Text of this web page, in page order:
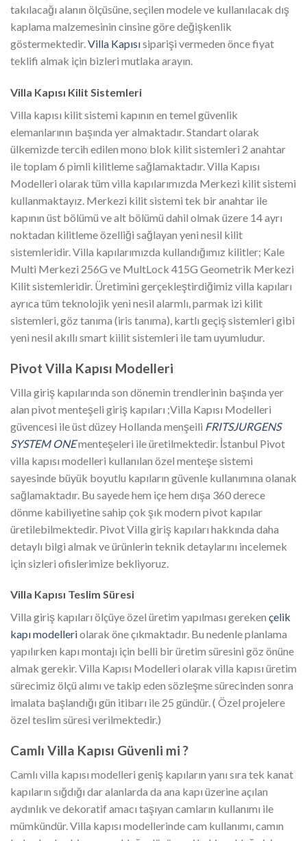
takılacağı alanın ölçüsüne, seçilen modele ve kullanılacak dış
kaplama malzemesinin cinsine göre değişkenlik
göstermektedir.Villa Kapısısiparişi vermeden önce fiyat
teklifi almak için bizleri mutlaka arayın.
Villa Kapısı Kilit Sistemleri
Villa kapısı kilit sistemi kapının en temel güvenlik
elemanlarının başında yer almaktadır. Standart olarak
ülkemizde tercih edilen mono blok kilit sistemleri 2 anahtar
ile toplam 6 pimli kilitleme sağlamaktadır. Villa Kapısı
Modelleri olarak tüm villa kapılarımızda Merkezi kilit sistemi
kullanmaktayız. Merkezi kilit sistemi tek bir anahtar ile
kapının üst bölümü ve alt bölümü dahil olmak üzere 14 ayrı
noktadan kilitleme özelliği sağlayan yeni nesil kilit
sistemleridir. Villa kapılarımızda kullandığımız kilitler; Kale
Multi Merkezi 256G ve MultLock 415G Geometrik Merkezi
Kilit sistemleridir. Üretimini gerçekleştirdiğimiz villa kapıları
ayrıca tüm teknolojik yeni nesil alarmlı, parmak izi kilit
sistemleri, göz tanıma (iris tanıma), kartlı geçiş sistemleri gibi
yeni nesil akıllı smart kiilit sistemleri ile tam uyumludur.
Pivot Villa Kapısı Modelleri
Villa giriş kapılarında son dönemin trendlerinin başında yer
alan pivot menteşeli giriş kapıları ;Villa Kapısı Modelleri
güvencesi ile üst düzey Hollanda menşeili FRITSJURGENS
SYSTEM ONEmenteşeleri ile üretilmektedir. İstanbul Pivot
villa kapısı modelleri kullanılan özel menteşe sistemi
sayesinde büyük boyutlu kapıların güvenle kullanımına olanak
sağlamaktadır. Bu sayede hem içe hem dışa 360 derece
dönme kabiliyetine sahip çok şık modern pivot kapılar
üretilebilmektedir. Pivot Villa giriş kapıları hakkında daha
detaylı bilgi almak ve ürünlerin teknik detaylarını incelemek
için sizleri ofislerimize bekliyoruz.
Villa Kapısı Teslim Süresi
Villa giriş kapıları ölçüye özel üretim yapılması gereken çelik
kapı modelleriolarak öne çıkmaktadır. Bu nedenle planlama
yapılırken kapı montajı için belli bir üretim süresini göz önüne
almak gerekir. Villa Kapısı Modelleri olarak villa kapısı üretim
sürecimiz ölçü alımı ve takip eden sözleşme sürecinden sonra
imalata başlandığı gün itibarı ile 25 gündür. ( Özel projelere
özel teslim süresi verilmektedir.)
Camlı Villa Kapısı Güvenli mi ?
Camlı villa kapısı modelleri geniş kapıların yanı sıra tek kanat
kapıların sığdığı dar alanlarda da ana kapı üzerine açılan
aydınlık ve dekoratif amacı taşıyan camların kullanımı ile
mümkündür. Villa kapısı modellerinde cam kullanımı, camın